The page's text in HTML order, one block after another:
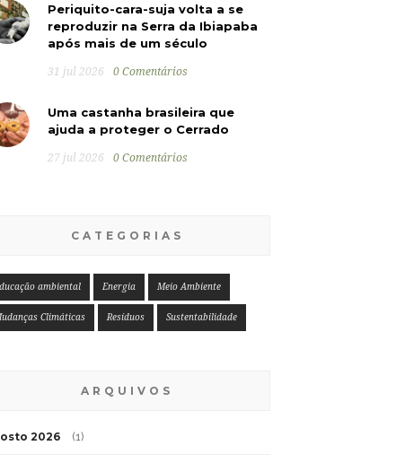
Periquito-cara-suja volta a se
reproduzir na Serra da Ibiapaba
após mais de um século
31 jul 2026 0 Comentários
Uma castanha brasileira que
ajuda a proteger o Cerrado
27 jul 2026 0 Comentários
CATEGORIAS
ambiental Energia Meio Ambiente
Climáticas Resíduos Sustentabilidade
ARQUIVOS
2026 (1)